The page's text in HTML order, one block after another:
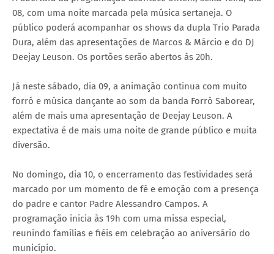
08, com uma noite marcada pela música sertaneja. O
público poderá acompanhar os shows da dupla Trio Parada
Dura, além das apresentações de Marcos & Márcio e do DJ
Deejay Leuson. Os portões serão abertos às 20h.
Já neste sábado, dia 09, a animação continua com muito
forró e música dançante ao som da banda Forró Saborear,
além de mais uma apresentação de Deejay Leuson. A
expectativa é de mais uma noite de grande público e muita
diversão.
No domingo, dia 10, o encerramento das festividades será
marcado por um momento de fé e emoção com a presença
do padre e cantor Padre Alessandro Campos. A
programação inicia às 19h com uma missa especial,
reunindo famílias e fiéis em celebração ao aniversário do
município.